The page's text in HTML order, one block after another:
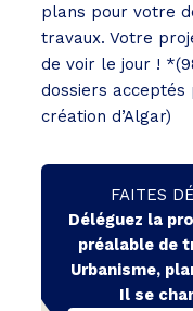
plans pour votre
travaux. Votre
de voir le jour !
dossiers acceptés
création d’Algar)
FAITES
Déléguez la
préalable de
Urbanisme,
Il se